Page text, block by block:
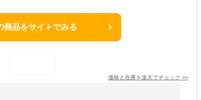
商品をサイトでみる
価格と在庫を楽天でチェック >>